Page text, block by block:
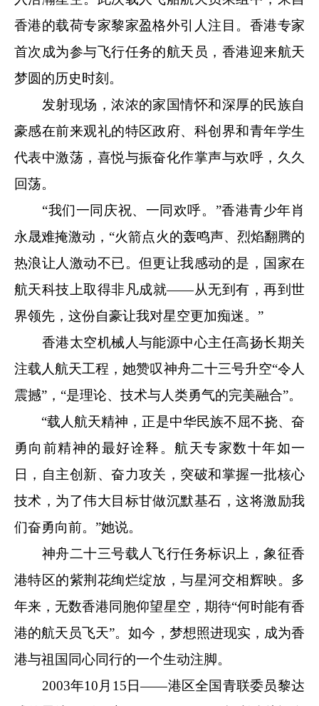
香港的载荷专家黎家盈格外引人注目。香港专家
首次成为参与飞行任务的航天员，香港迎来航天
梦圆的历史时刻。
发射现场，浓浓的家国情怀和深厚的民族自
豪感在前来观礼的特区政府、科创界和青年学生
代表中激荡，喜悦与振奋化作掌声与欢呼，久久
回荡。
“我们一同庆祝、一同欢呼。”香港青少年肖
永晟难掩激动，“火箭点火的轰鸣声、烈焰翻腾的
热浪让人激动不已。但更让我感动的是，国家在
航天科技上取得非凡成就——从无到有，再到世
界领先，这份自豪让我对星空更加痴迷。”
香港太空机械人与能源中心主任高扬长期关
注载人航天工程，她赞叹神舟二十三号升空“令人
震撼”，“是理论、技术与人类勇气的完美融合”。
“载人航天精神，正是中华民族不屈不挠、奋
勇向前精神的最好诠释。航天专家数十年如一
日，自主创新、奋力攻关，突破和掌握一批核心
技术，为了伟大目标甘做沉默基石，这将激励我
们奋勇向前。”她说。
神舟二十三号载人飞行任务标识上，象征香
港特区的紫荆花绚烂绽放，与星河交相辉映。多
年来，无数香港同胞仰望星空，期待“何时能有香
港的航天员飞天”。如今，梦想照进现实，成为香
港与祖国同心同行的一个生动注脚。
2003年10月15日——港区全国青联委员黎达